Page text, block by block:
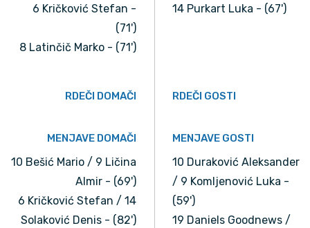
6 Kričković Stefan -
(71')
8 Latinčič Marko - (71')
14 Purkart Luka - (67')
RDEČI DOMAČI RDEČI GOSTI
MENJAVE DOMAČI
10 Bešić Mario / 9 Ličina
Almir - (69')
6 Kričković Stefan / 14
Solaković Denis - (82')
MENJAVE GOSTI
10 Duraković Aleksander
/ 9 Komljenović Luka -
(59')
19 Daniels Goodnews /